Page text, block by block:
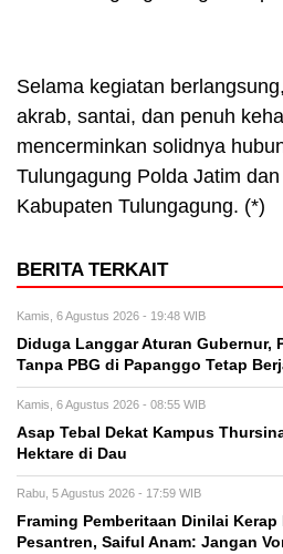
Selama kegiatan
akrab, santai, dan penuh
mencerminkan solidnya
Tulungagung Polda Jatim
Kabupaten Tulungagung. (*)
BERITA TERKAIT
Kamis, 6 Agustus 2026 - 19:48 WIB
Diduga Langgar Aturan Gubernur,
Tanpa PBG di Papanggo Tetap
Kamis, 6 Agustus 2026 - 08:55 WIB
Asap Tebal Dekat Kampus
Hektare di Dau
Rabu, 5 Agustus 2026 - 17:59 WIB
Framing Pemberitaan Dinilai
Pesantren, Saiful Anam: Jangan